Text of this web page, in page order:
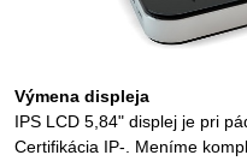
Výmena displeja
IPS LCD 5,84" displej je pri
Certifikácia IP-. Meníme